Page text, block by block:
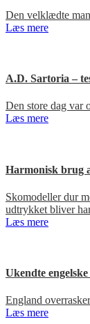
Den velklædte
Læs mere
A.D. Sartoria –
Den store dag var
Læs mere
Harmonisk brug
Skomodeller dur
udtrykket bliver
Læs mere
Ukendte
England
Læs mere